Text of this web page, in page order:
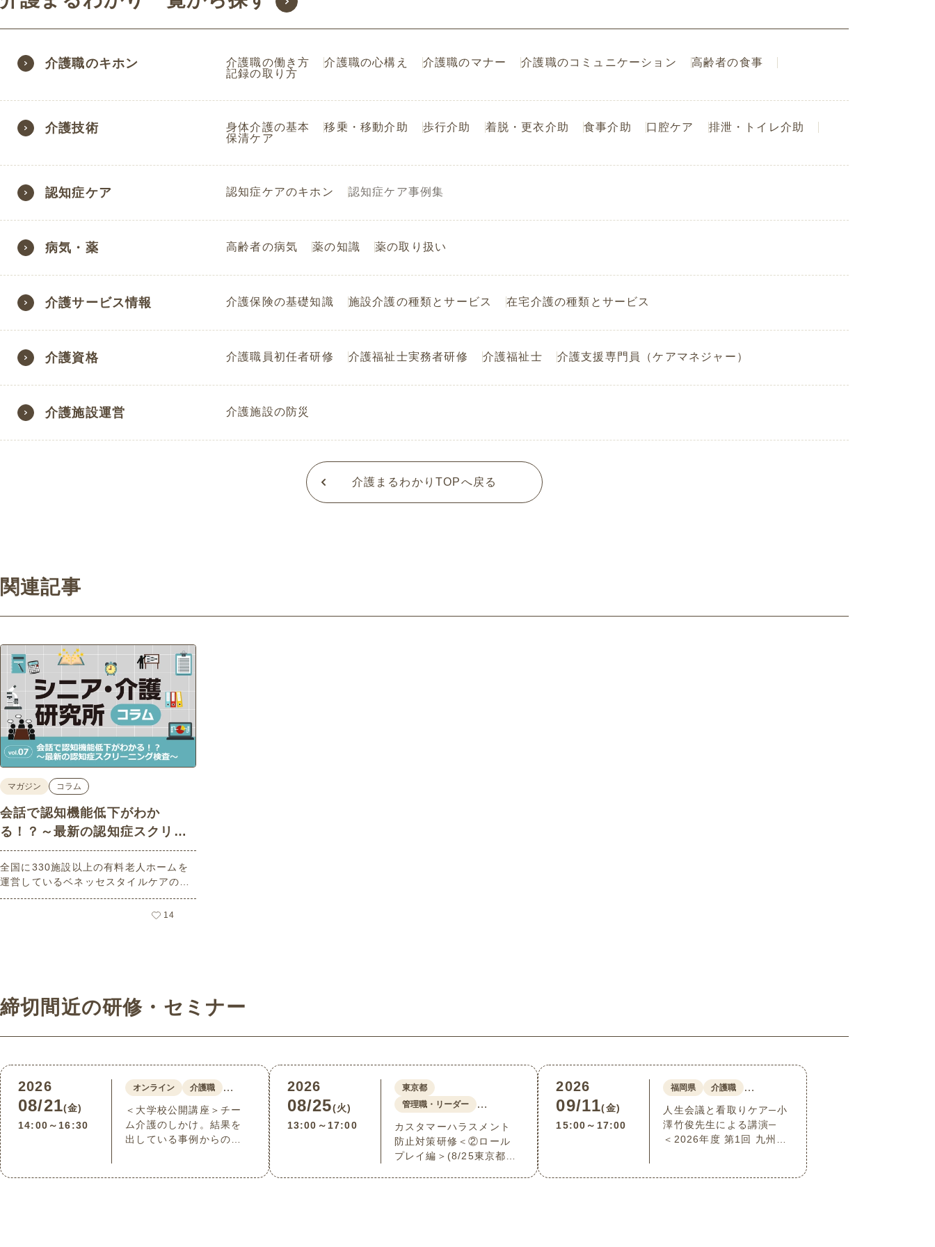
介護職のキホン 介護職の働き方 介護職の心構え 介護職のマナー 介護職のコミュニケーション
高齢者の食事
記録の取り方
介護技術 身体介護の基本 移乗・移動介助 歩行介助 着脱・更衣介助 食事介助 口腔ケア
排泄・トイレ介助
保清ケア
認知症ケア 認知症ケアのキホン 認知症ケア事例集
病気・薬 高齢者の病気 薬の知識 薬の取り扱い
介護サービス情報 介護保険の基礎知識 施設介護の種類とサービス 在宅介護の種類とサービス
介護資格 介護職員初任者研修 介護福祉士実務者研修 介護福祉士 介護支援専門員（ケアマネジャー）
介護施設運営 介護施設の防災
介護まるわかりTOPへ戻る
関連記事
マガジン コラム
会話で認知機能低下がわか
る！？～最新の認知症スクリー
ニング検査～
全国に330施設以上の有料老人ホームを
運営しているベネッセスタイルケアの社
内シンクタンク（研究機関）である「ベ
ネッセ シニア・介護研究所」の研究員
わかりやすく解説します。
14
締切間近の研修・セミナー
2026
08/21(金)
14:00～16:30
オンライン 介護職 …
＜大学校公開講座＞チー
ム介護のしかけ。結果を
出している事例からのヒ
2026
08/25(火)
13:00～17:00
東京都
管理職・リーダー
…
カスタマーハラスメント
防止対策研修＜②ロール
プレイ編＞(8/25東京都港
2026
09/11(金)
15:00～17:00
福岡県 介護職 …
人生会議と看取りケア─小
澤竹俊先生による講演─
＜2026年度 第1回 九州・